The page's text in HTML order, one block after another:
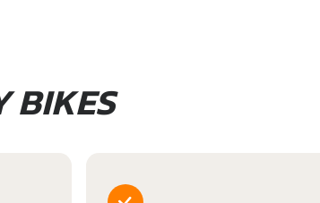
BIKES